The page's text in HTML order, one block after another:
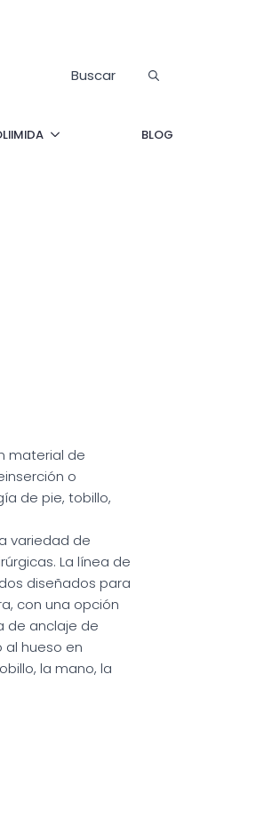
BLOG
material de
o
de pie, tobillo,
variedad de
La línea de
diseñados para
con una opción
de anclaje de
al hueso en
la mano, la